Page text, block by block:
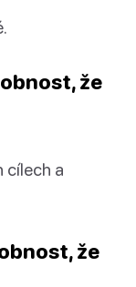
že
cílech a
že